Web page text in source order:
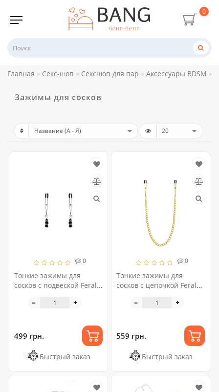
0
Главная Секс-шоп Сексшоп для пар Аксессуары BDSM
Зажимы для сосков
0
Тонкие зажимы для
сосков с подвеской Feral
clamps, серебро/черный
499 грн.
Быстрый заказ
0
Тонкие зажимы для
сосков с цепочкой Feral
nipple clamps, золото/
559 грн.
Быстрый заказ